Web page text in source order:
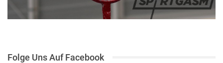
Folge Uns Auf Facebook